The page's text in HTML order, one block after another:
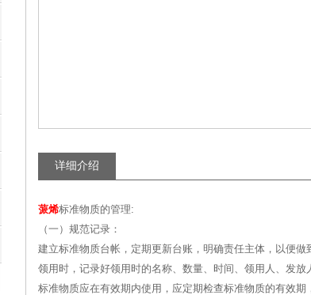
详细介绍
蒎烯标准物质的管理:
（一）规范记录：
建立标准物质台帐，定期更新台账，明确责任主体，以便做
领用时，记录好领用时的名称、数量、时间、领用人、发放
标准物质应在有效期内使用，应定期检查标准物质的有效